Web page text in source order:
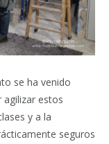
se ha venido
estos
y a la
seguros